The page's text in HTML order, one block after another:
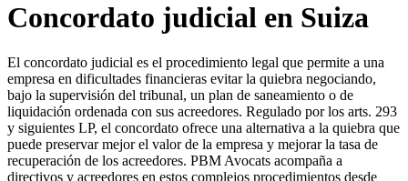
Concordato judicial en Suiza
El concordato judicial es el procedimiento legal que permite a una
empresa en dificultades financieras evitar la quiebra negociando,
bajo la supervisión del tribunal, un plan de saneamiento o de
liquidación ordenada con sus acreedores. Regulado por los arts. 293
y siguientes LP, el concordato ofrece una alternativa a la quiebra que
puede preservar mejor el valor de la empresa y mejorar la tasa de
recuperación de los acreedores. PBM Avocats acompaña a
directivos y acreedores en estos complejos procedimientos desde